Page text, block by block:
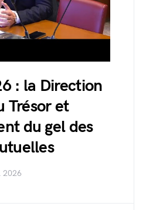
: la Direction
Trésor et
du gel des
2026